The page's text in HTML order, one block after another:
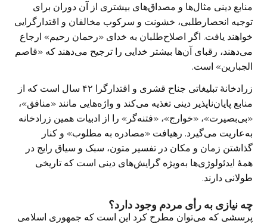
منابع دینی مثال‌ها و مصداق‌های بیشتری از آن دوران برای
توجیه انحصارطلبی، خشونت و سرکوب مخالفان و اقتدارگرایی
خواهند یافت. اگر اصلاح‌طلبان به خدای «رحمان رحیم» ارجاع
می‌دهند، رقبای آن‌ها بیشتر خدایی را ترجیح می‌دهند که «قاصم
الجبارین» است.
زرادخانهٔ تبلیغاتی جناح قشری و اقتدارگرا ۴۲ سال است که از
منابع پایان‌ناپذیر دینی تغذیه می‌کند و واژه‌هایی مانند «منافق»،
«بی‌بصیرت»، «خوارج»، «فتنه‌گر» را از ادبیات همین زرادخانه
به‌عاریت می‌گیرد. رهیافت «مصادره به مطلوب» و کنار
گذاشتن زمان و مکان در تفسیر متون، سبک و سیاق رایج در
همهٔ ایدئولوژی‌ها به‌ویژه گرایش‌های دینی است که تاریخی
طولانی دارند.
چه نیازی به رأی مردم وجود دارد؟
پرسشی که می‌توان مطرح کرد این است که جمهوری اسلامی